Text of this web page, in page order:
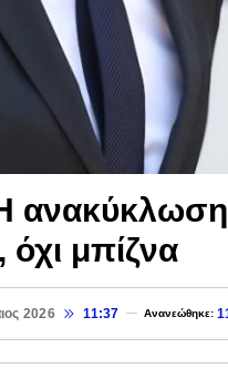
όχι μπίζνα
2026 11:37 Ανανεώθηκε: